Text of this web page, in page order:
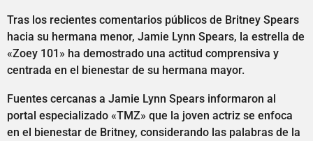
Tras los recientes comentarios públicos de Britney Spears
hacia su hermana menor, Jamie Lynn Spears, la estrella de
«Zoey 101» ha demostrado una actitud comprensiva y
centrada en el bienestar de su hermana mayor.
Fuentes cercanas a Jamie Lynn Spears informaron al
portal especializado «TMZ» que la joven actriz se enfoca
en el bienestar de Britney, considerando las palabras de la